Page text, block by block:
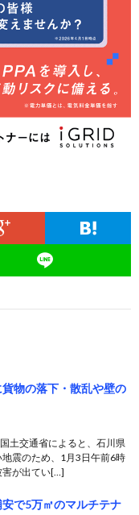
貨物の落下・散乱や壁の
土交通省によると、石川県
震のため、1月3日午前6時
害が出てい[…]
で5万㎡のマルチテナ